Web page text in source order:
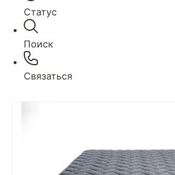
Статус
Поиск
Связаться